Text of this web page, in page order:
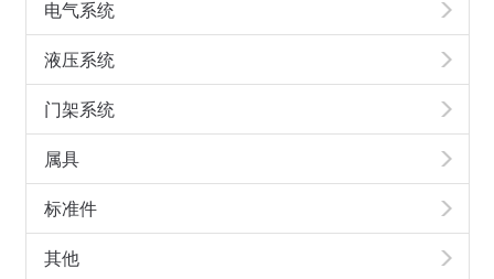
电气系统
液压系统
门架系统
属具
标准件
其他